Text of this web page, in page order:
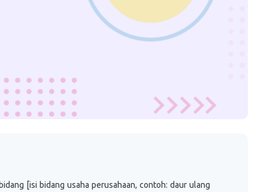
[isi bidang usaha perusahaan, contoh: daur ulang